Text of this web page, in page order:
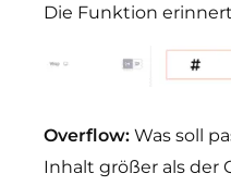
Die Funktion
Overflow: Was soll
Inhalt größer als der